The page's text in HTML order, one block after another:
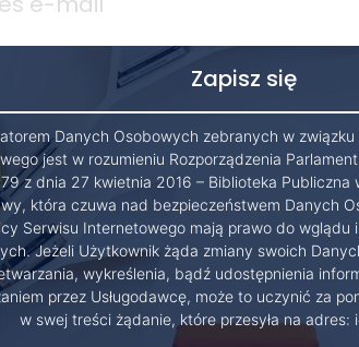
Danych Osobowych zebranych w
jest w rozumieniu Rozporządzenia
z dnia 27 kwietnia 2016 – Biblioteka Publiczna
która czuwa nad bezpieczeństwem Danych
Serwisu Internetowego mają prawo do wglądu
Jeżeli Użytkownik żąda zmiany swoich
wykreślenia, bądź udostępnienia
przez Usługodawcę, może to uczynić za
w swej treści żądanie, które przesyła na adres: